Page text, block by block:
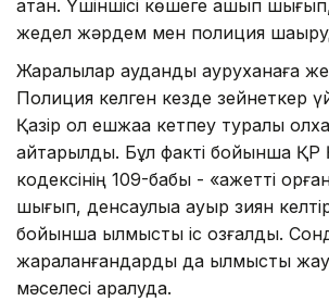
атқан. Үшіншісі көшеге қашып
жедел жәрдем мен полиция
Жаралылар аудандық ауруханаға
Полиция келген кезде зейнеткер
Қазір ол ешжаққа кетпеу туралы
қайтарылды. Бұл факті бойынша ҚР
кодексінің 109-бабы - «қажетті
шығып, денсаулыққа ауыр зиян
бойынша қылмыстық іс қозғалды.
жараланғандарды да қылмыстық
мәселесі қаралуда.